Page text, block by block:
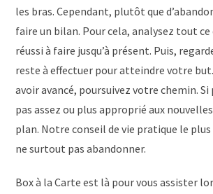
les bras. Cependant, plutôt que
faire un bilan. Pour cela, analysez tout ce
réussi à faire jusqu’à présent. Puis,
reste à effectuer pour atteindre votre
avoir avancé, poursuivez votre chemin. Si
pas assez ou plus approprié aux
plan. Notre conseil de vie pratique le
ne surtout pas abandonner.
Box à la Carte est là pour vous assister